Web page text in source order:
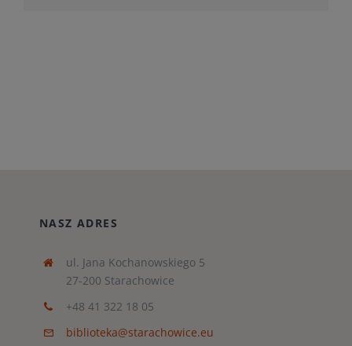
NASZ ADRES
ul. Jana Kochanowskiego 5
27-200 Starachowice
+48 41 322 18 05
biblioteka@starachowice.eu